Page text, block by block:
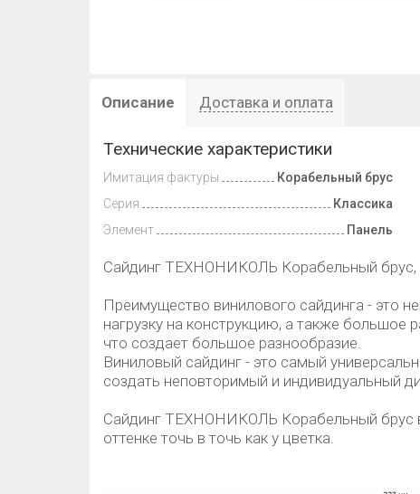
Описание Доставка и оплата
Технические характеристики
Имитация фактуры
Корабельный брус
Серия
Классика
Элемент
Панель
Сайдинг ТЕХНОНИКОЛЬ Корабельный брус,
Преимущество винилового сайдинга - это
нагрузку на конструкцию, а также большое
что создает большое разнообразие.
Виниловый сайдинг - это самый
создать неповторимый и индивидуальный
Сайдинг ТЕХНОНИКОЛЬ Корабельный брус
оттенке точь в точь как у цветка.